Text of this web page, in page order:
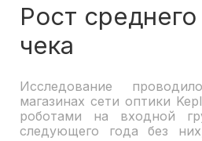
Рост среднего
чека
Исследование
магазинах сети оптики
роботами на входной
следующего года без